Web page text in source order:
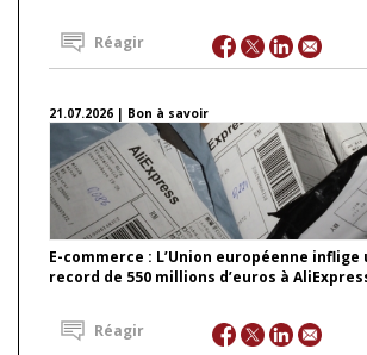
Réagir
21.07.2026 | Bon à savoir
E-commerce : L’Union européenne inflige
record de 550 millions d’euros à
Réagir